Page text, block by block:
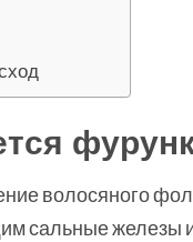
волосяного
сальные железы